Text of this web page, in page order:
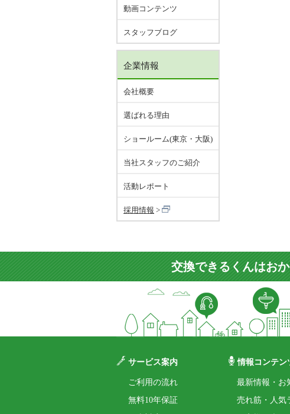
動画コンテンツ
スタッフブログ
企業情報
会社概要
選ばれる理由
ショールーム(東京・大阪)
当社スタッフのご紹介
活動レポート
採用情報
交換できるくんはお
サービス案内
ご利用の流れ
無料10年保証
情報コンテン
最新情報・お
売れ筋・人気